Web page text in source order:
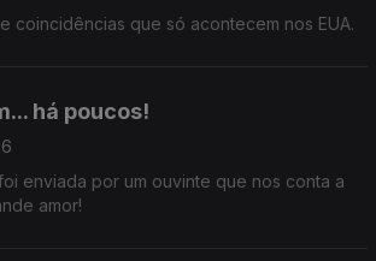
coincidências que só acontecem nos EUA.
há poucos!
enviada por um ouvinte que nos conta a
amor!